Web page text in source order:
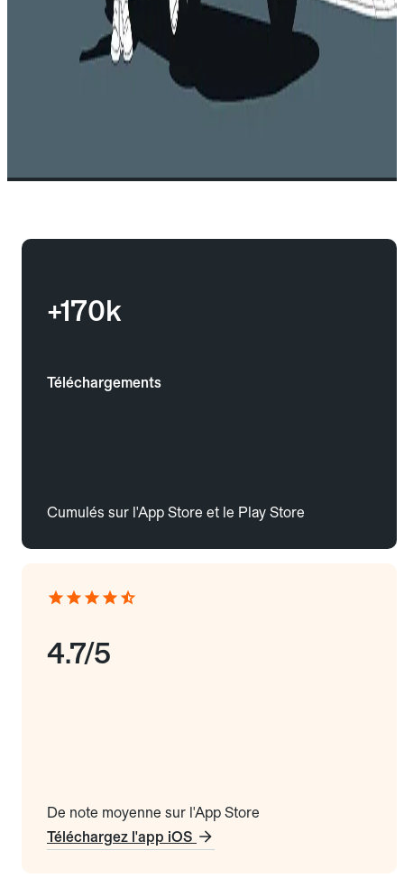
+170k
Téléchargements
Cumulés sur l'App Store et le Play Store
4.7/5
De note moyenne sur l'App Store
Téléchargez l'app iOS